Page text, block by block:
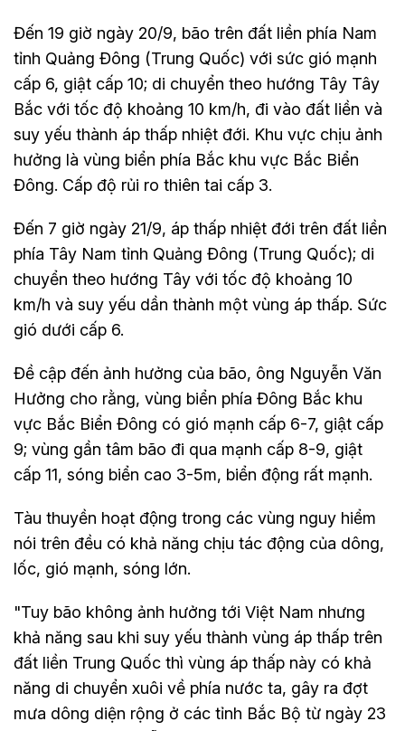
Đến 19 giờ ngày 20/9, bão trên đất liền phía Nam
tỉnh Quảng Đông (Trung Quốc) với sức gió mạnh
cấp 6, giật cấp 10; di chuyển theo hướng Tây Tây
Bắc với tốc độ khoảng 10 km/h, đi vào đất liền và
suy yếu thành áp thấp nhiệt đới. Khu vực chịu ảnh
hưởng là vùng biển phía Bắc khu vực Bắc Biển
Đông. Cấp độ rủi ro thiên tai cấp 3.
Đến 7 giờ ngày 21/9, áp thấp nhiệt đới trên đất liền
phía Tây Nam tỉnh Quảng Đông (Trung Quốc); di
chuyển theo hướng Tây với tốc độ khoảng 10
km/h và suy yếu dần thành một vùng áp thấp. Sức
gió dưới cấp 6.
Đề cập đến ảnh hưởng của bão, ông Nguyễn Văn
Hưởng cho rằng, vùng biển phía Đông Bắc khu
vực Bắc Biển Đông có gió mạnh cấp 6-7, giật cấp
9; vùng gần tâm bão đi qua mạnh cấp 8-9, giật
cấp 11, sóng biển cao 3-5m, biển động rất mạnh.
Tàu thuyền hoạt động trong các vùng nguy hiểm
nói trên đều có khả năng chịu tác động của dông,
lốc, gió mạnh, sóng lớn.
"Tuy bão không ảnh hưởng tới Việt Nam nhưng
khả năng sau khi suy yếu thành vùng áp thấp trên
đất liền Trung Quốc thì vùng áp thấp này có khả
năng di chuyển xuôi về phía nước ta, gây ra đợt
mưa dông diện rộng ở các tỉnh Bắc Bộ từ ngày 23